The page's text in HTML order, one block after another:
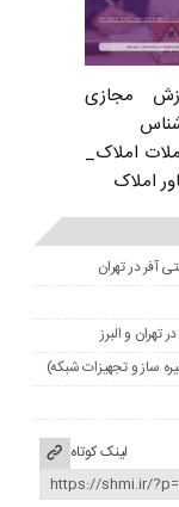
مجازی
املاک_
املاک
آفر در تهران
و البرز
ساز و تجهیزات شبکه)
لینک کوتاه